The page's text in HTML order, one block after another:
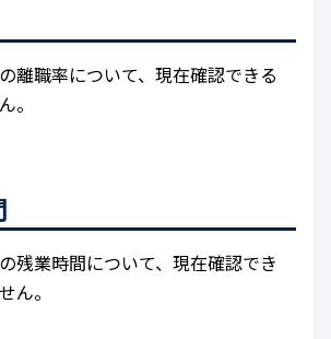
離職率について、現在確認できる
。
残業時間について、現在確認でき
ん。